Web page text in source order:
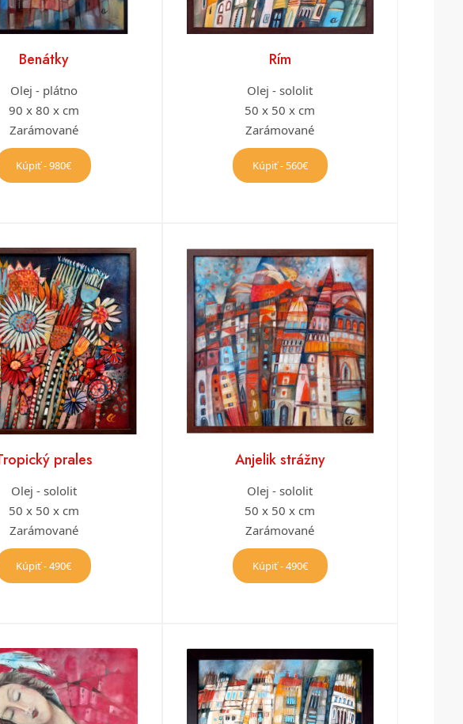
Benátky
Olej - plátno
90 x 80 x cm
Zarámované
Kúpiť - 980€
Rím
Olej - sololit
50 x 50 x cm
Zarámované
Kúpiť - 560€
prales
Olej - sololit
50 x 50 x cm
Zarámované
Kúpiť - 490€
Anjelik strážny
Olej - sololit
50 x 50 x cm
Zarámované
Kúpiť - 490€